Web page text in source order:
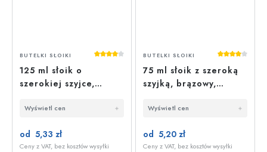
Średnia ocena 4 z 5 gwiazdek
BUTELKI SŁOIKI
125 ml słoik o
szerokiej szyjce,
Wyświetl cen
od 5,33 zł
Ceny z VAT, bez kosztów wysyłki
Średnia
BUTELKI SŁOIKI
75 ml słoik z szeroką
szyjką, brązowy,
Wyświetl cen
od 5,20 zł
Ceny z VAT, bez kosztów wysyłki